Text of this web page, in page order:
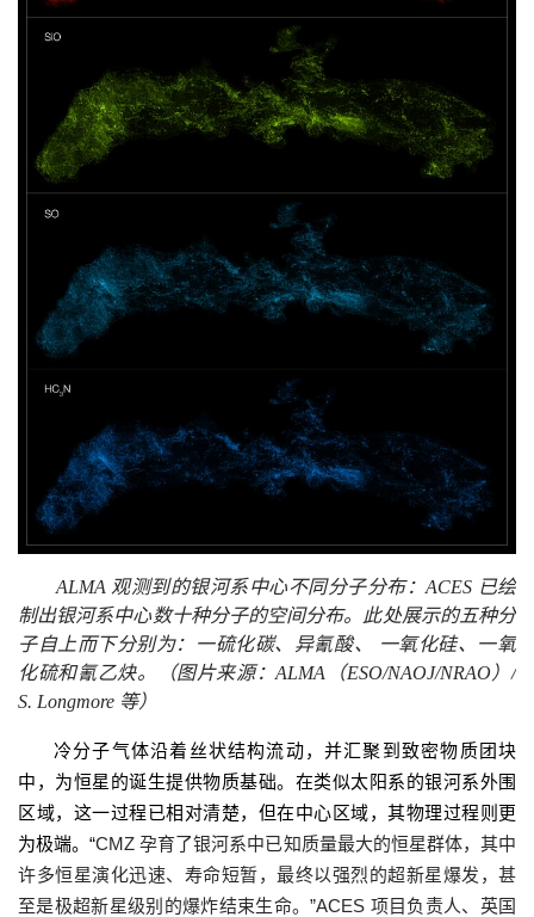
ALMA 观测到的银河系中心不同分子分布：ACES 已绘
制出银河系中心数十种分子的空间分布。此处展示的五种分
子自上而下分别为：一硫化碳、异氰酸、 一氧化硅、一氧
化硫和氰乙炔。（图片来源：ALMA （ESO/NAOJ/NRAO）/
S. Longmore 等）
冷分子气体沿着丝状结构流动，并汇聚到致密物质团块
中，为恒星的诞生提供物质基础。在类似太阳系的银河系外围
区域，这一过程已相对清楚，但在中心区域，其物理过程则更
为极端。“CMZ 孕育了银河系中已知质量最大的恒星群体，其中
许多恒星演化迅速、寿命短暂，最终以强烈的超新星爆发，甚
至是极超新星级别的爆炸结束生命。”ACES 项目负责人、英国